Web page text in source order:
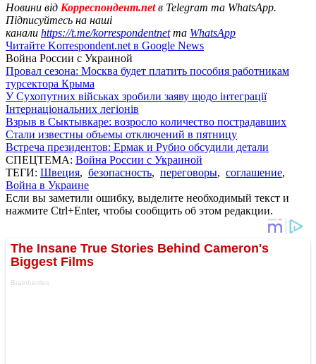
Новини від Корреспондент.netв Telegram та WhatsApp.
Підписуйтесь на наші
канали https://t.me/korrespondentnetта WhatsApp
Читайте Korrespondent.net в Google News
Война России с Украиной
Провал сезона: Москва будет платить пособия работникам
турсектора Крыма
У Сухопутних військах зробили заяву щодо інтеграції
Інтернаціональних легіонів
Взрыв в Сыктывкаре: возросло количество пострадавших
Стали известны объемы отключений в пятницу
Встреча президентов: Ермак и Рубио обсудили детали
СПЕЦТЕМА: Война России с Украиной
ТЕГИ: Швеция, безопасность, переговоры, соглашение,
Война в Украине
Если вы заметили ошибку, выделите необходимый текст и
нажмите Ctrl+Enter, чтобы сообщить об этом редакции.